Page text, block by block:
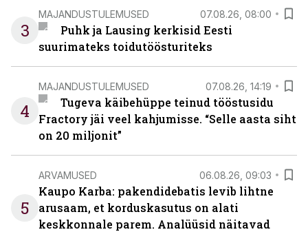
3
MAJANDUSTULEMUSED 07.08.26, 08:00
Puhk ja Lausing kerkisid Eesti
suurimateks toidutöösturiteks
4
MAJANDUSTULEMUSED 07.08.26, 14:19
Tugeva käibehüppe teinud tööstusidu
Fractory jäi veel kahjumisse. “Selle aasta siht
on 20 miljonit”
5
ARVAMUSED 06.08.26, 09:03
Kaupo Karba: pakendidebatis levib lihtne
arusaam, et korduskasutus on alati
keskkonnale parem. Analüüsid näitavad